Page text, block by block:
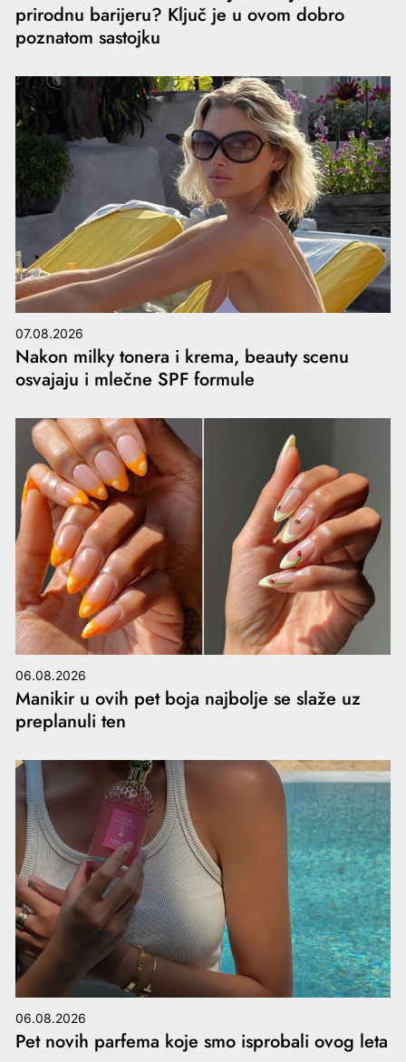
prirodnu barijeru? Ključ je u ovom dobro
poznatom sastojku
07.08.2026
Nakon milky tonera i krema, beauty scenu
osvajaju i mlečne SPF formule
06.08.2026
Manikir u ovih pet boja najbolje se slaže uz
preplanuli ten
06.08.2026
Pet novih parfema koje smo isprobali ovog leta